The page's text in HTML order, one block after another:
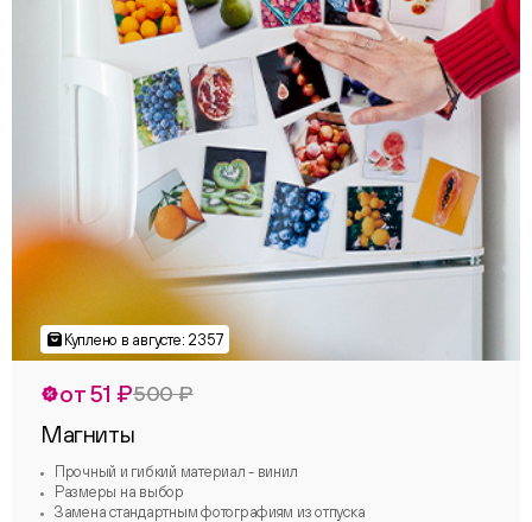
от 51 ₽500 ₽
Магниты
Прочный и гибкий материал - винил
Размеры на выбор
Замена стандартным фотографиям из отпуска